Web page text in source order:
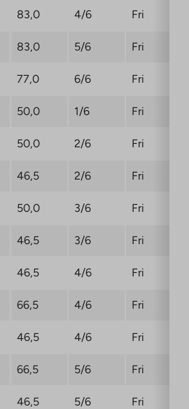
83,0 4/6 Fri
83,0 5/6 Fri
77,0 6/6 Fri
50,0 1/6 Fri
50,0 2/6 Fri
46,5 2/6 Fri
50,0 3/6 Fri
46,5 3/6 Fri
46,5 4/6 Fri
66,5 4/6 Fri
46,5 4/6 Fri
66,5 5/6 Fri
46,5 5/6 Fri